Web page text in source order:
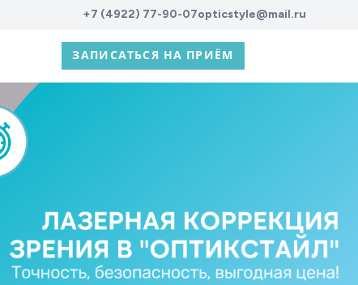
+7 (4922) 77-90-07opticstyle@mail.ru
ЗАПИСАТЬСЯ НА ПРИЁМ